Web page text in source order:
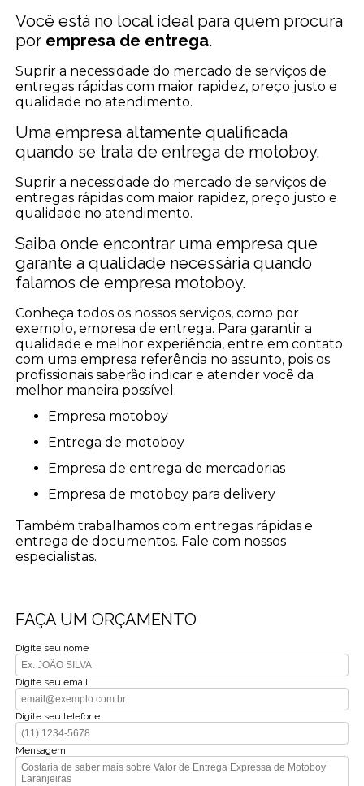
Você está no local ideal para quem procura
por empresa de entrega.
Suprir a necessidade do mercado de serviços de
entregas rápidas com maior rapidez, preço justo e
qualidade no atendimento.
Uma empresa altamente qualificada
quando se trata de entrega de motoboy.
Suprir a necessidade do mercado de serviços de
entregas rápidas com maior rapidez, preço justo e
qualidade no atendimento.
Saiba onde encontrar uma empresa que
garante a qualidade necessária quando
falamos de empresa motoboy.
Conheça todos os nossos serviços, como por
exemplo, empresa de entrega. Para garantir a
qualidade e melhor experiência, entre em contato
com uma empresa referência no assunto, pois os
profissionais saberão indicar e atender você da
melhor maneira possível.
empresa motoboy
entrega de motoboy
empresa de entrega de mercadorias
empresa de motoboy para delivery
Também trabalhamos com entregas rápidas e
entrega de documentos. Fale com nossos
especialistas.
FAÇA UM ORÇAMENTO
Digite seu nome
Digite seu email
Digite seu telefone
Mensagem